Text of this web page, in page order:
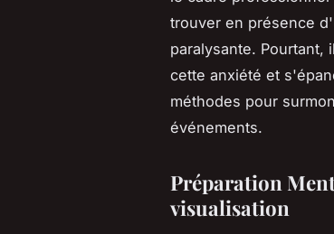
trouver en présence
paralysante.
cette anxiété et
méthodes pour
événements.
Préparation
visualisation